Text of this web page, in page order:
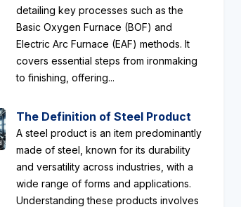
detailing key processes such as the
Basic Oxygen Furnace (BOF) and
Electric Arc Furnace (EAF) methods. It
covers essential steps from ironmaking
to finishing, offering...
The Definition of Steel Product
A steel product is an item predominantly
made of steel, known for its durability
and versatility across industries, with a
wide range of forms and applications.
Understanding these products involves